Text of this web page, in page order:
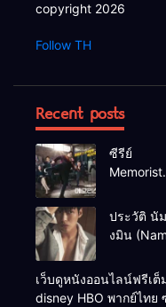
copyright 2026
Follow TH
Recent posts
ซีรีย์
Memorist
ประวัติ นั
งมิน (Nam
Min)
เว็บดูหนังออนไลน์ฟรีเต็
disney HBO พากย์ไท